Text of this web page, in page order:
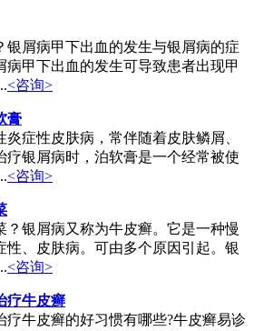
银屑病甲下出血的发生与银屑病的症
病甲下出血的发生可导致患者出现甲
<咨询>
膏
症性皮肤病，常伴随着皮肤鳞屑、
疗银屑病时，泊软膏是一个经常被使
<咨询>
？银屑病又称为牛皮癣。它是一种慢
性、皮肤病。可由多个原因引起。银
<咨询>
疗牛皮癣
疗牛皮癣的好习惯有哪些?牛皮癣易诊